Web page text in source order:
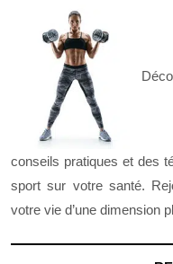
conseils pratiques et des
sport sur votre santé.
votre vie d’une dimension